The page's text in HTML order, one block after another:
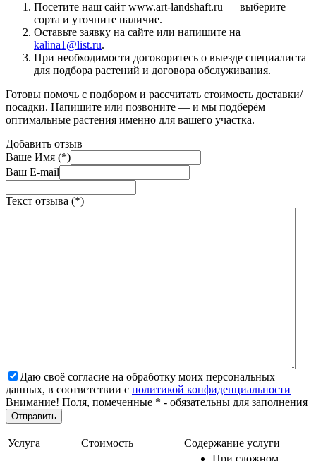
Посетите наш сайт www.art-landshaft.ru — выберите
сорта и уточните наличие.
Оставьте заявку на сайте или напишите на
kalina1@list.ru.
При необходимости договоритесь о выезде специалиста
для подбора растений и договора обслуживания.
Готовы помочь с подбором и рассчитать стоимость доставки/
посадки. Напишите или позвоните — и мы подберём
оптимальные растения именно для вашего участка.
Добавить отзыв
Ваше Имя (*)
Ваш E-mail
Текст отзыва (*)
Даю своё согласие на обработку моих персональных
данных, в соответствии с политикой конфиденциальности
Внимание! Поля, помеченные * - обязательны для заполнения
Услуга Стоимость Содержание услуги